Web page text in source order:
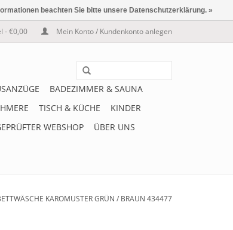
- €0,00 Mein Konto / Kundenkonto anlegen
BADEZIMMER & SAUNA
TISCH & KÜCHE
KINDER
WEBSHOP
ÜBER UNS
KAROMUSTER GRÜN / BRAUN 434477
beachten Sie bitte unsere Datenschutzerklärung. »